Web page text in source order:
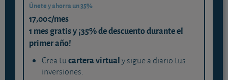
Únete y ahorra un 35%
17,00€/mes
1 mes gratis y ¡35% de descuento durante el
primer año!
Crea tucartera virtualy sigue a diario tus
inversiones.